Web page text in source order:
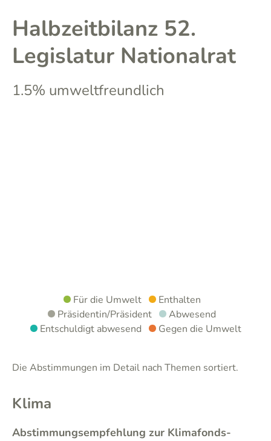
Halbzeitbilanz 52.
Legislatur Nationalrat
1.5% umweltfreundlich
Für die Umwelt
Enthalten
Präsidentin/Präsident
Abwesend
Entschuldigt abwesend
Gegen die Umwelt
Die Abstimmungen im Detail nach Themen sortiert.
Klima
Abstimmungsempfehlung zur Klimafonds-